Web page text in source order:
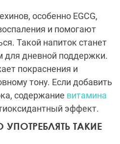
особенно EGCG,
и помогают
Такой напиток станет
дневной поддержки.
покраснения и
тону. Если добавить
содержание витамина
эффект.
ТАКИЕ